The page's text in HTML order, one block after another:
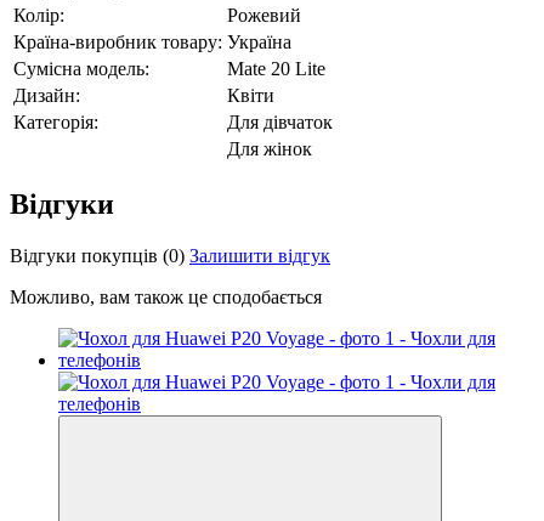
Колір:
Рожевий
Країна-виробник товару: Україна
Сумісна модель:
Mate 20 Lite
Дизайн:
Квіти
Категорія:
Для дівчаток
Для жінок
Відгуки
Відгуки покупців (0) Залишити відгук
Можливо, вам також це сподобається